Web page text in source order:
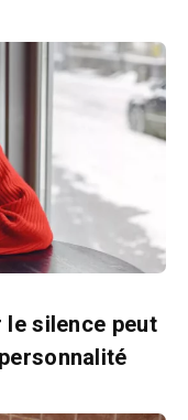
le silence peut